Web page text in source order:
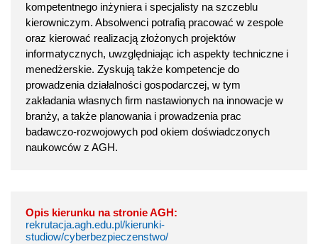
kompetentnego inżyniera i specjalisty na szczeblu
kierowniczym. Absolwenci potrafią pracować w zespole
oraz kierować realizacją złożonych projektów
informatycznych, uwzględniając ich aspekty techniczne i
menedżerskie. Zyskują także kompetencje do
prowadzenia działalności gospodarczej, w tym
zakładania własnych firm nastawionych na innowacje w
branży, a także planowania i prowadzenia prac
badawczo-rozwojowych pod okiem doświadczonych
naukowców z AGH.
Opis kierunku na stronie AGH:
rekrutacja.agh.edu.pl/kierunki-
studiow/cyberbezpieczenstwo/